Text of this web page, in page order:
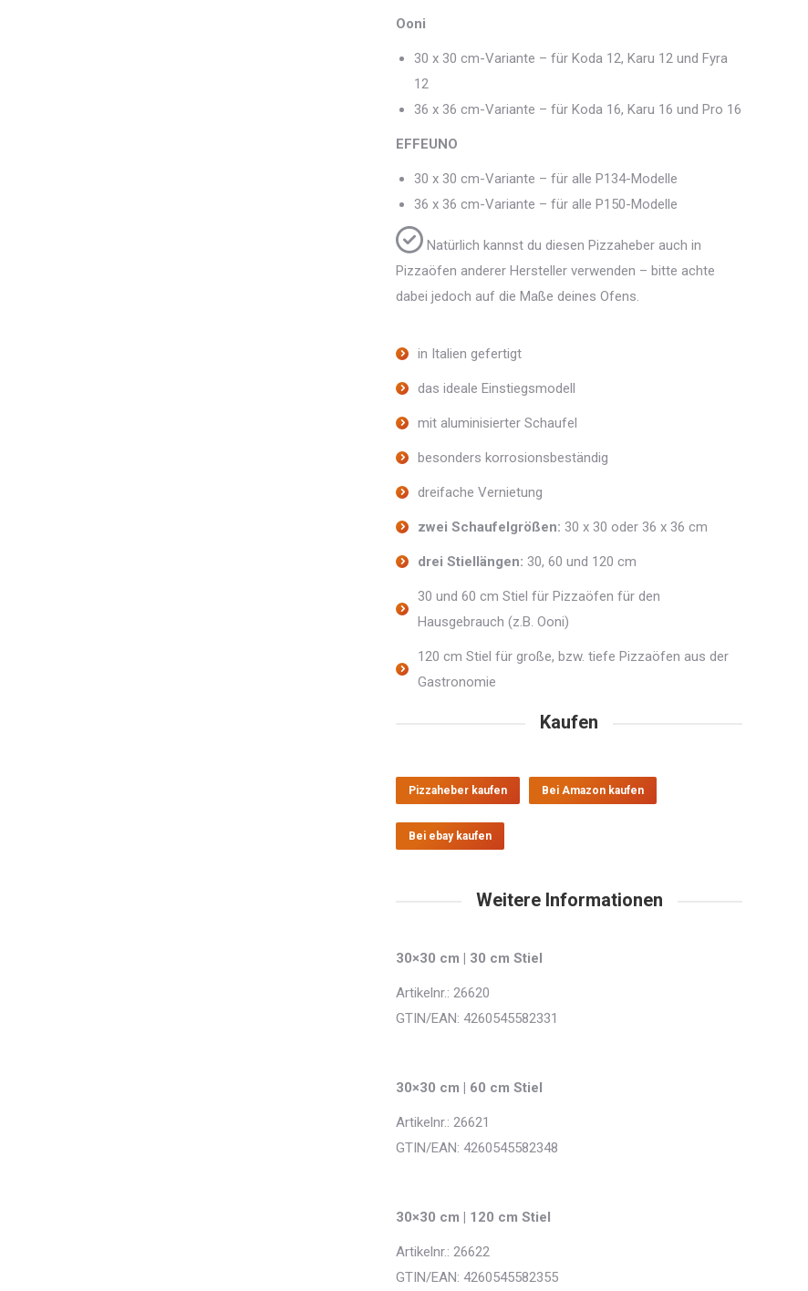
Ooni
30 x 30 cm-Variante – für Koda 12, Karu 12 und Fyra
12
36 x 36 cm-Variante – für Koda 16, Karu 16 und Pro 16
EFFEUNO
30 x 30 cm-Variante – für alle P134-Modelle
36 x 36 cm-Variante – für alle P150-Modelle
Natürlich kannst du diesen Pizzaheber auch in
Pizzaöfen anderer Hersteller verwenden – bitte achte
dabei jedoch auf die Maße deines Ofens.
in Italien gefertigt
das ideale Einstiegsmodell
mit aluminisierter Schaufel
besonders korrosionsbeständig
dreifache Vernietung
zwei Schaufelgrößen: 30 x 30 oder 36 x 36 cm
drei Stiellängen: 30, 60 und 120 cm
30 und 60 cm Stiel für Pizzaöfen für den
Hausgebrauch (z.B. Ooni)
120 cm Stiel für große, bzw. tiefe Pizzaöfen aus der
Gastronomie
Kaufen
Pizzaheber kaufen Bei Amazon kaufen
Bei ebay kaufen
Weitere Informationen
30×30 cm | 30 cm Stiel
Artikelnr.: 26620
GTIN/EAN: 4260545582331
30×30 cm | 60 cm Stiel
Artikelnr.: 26621
GTIN/EAN: 4260545582348
30×30 cm | 120 cm Stiel
Artikelnr.: 26622
GTIN/EAN: 4260545582355